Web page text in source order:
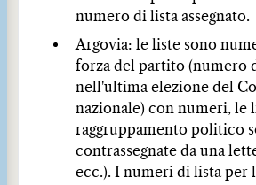
numero di lista assegnato.
Argovia: le liste sono
forza del partito (numero
nell'ultima elezione del
nazionale) con numeri, le
raggruppamento politico
contrassegnate da una
ecc.). I numeri di lista per